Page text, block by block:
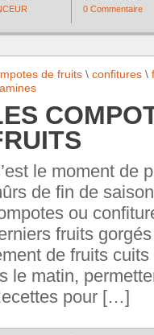
0 Commentaire
de fruits \ confitures \
le moment de
de fin de
ou
fruits
de fruits cuits
le matin,
pour […]